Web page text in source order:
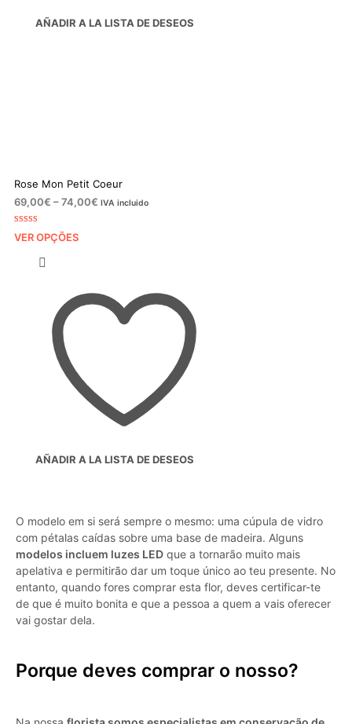
AÑADIR A LA LISTA DE DESEOS
Rose Mon Petit Coeur
69,00€ –74,00€ Price
IVA incluido
com5.00em
VER OPÇÕES
AÑADIR A LA LISTA DE DESEOS
O modelo em si será sempre o mesmo: uma cúpula de vidro
com pétalas caídas sobre uma base de madeira. Alguns
modelos incluem luzes LED que a tornarão muito mais
apelativa e permitirão dar um toque único ao teu presente. No
entanto, quando fores comprar esta flor, deves certificar-te
de que é muito bonita e que a pessoa a quem a vais oferecer
vai gostar dela.
Porque deves comprar o nosso?